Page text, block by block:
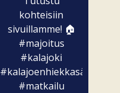
kohteisiin
sivuillamme! 🏠
#majoitus
#kalajoki
#kalajoenhiekkasärkät
#matkailu